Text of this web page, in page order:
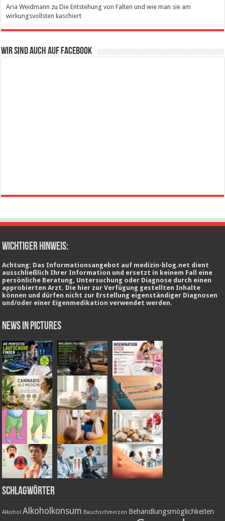
Aria Weidmann zuDie Entstehung von Falten und wie man sie am
wirkungsvollsten kaschiert
Wir sind auch auf Facebook
wichtiger Hinweis:
Achtung: Das Informationsangebot auf medizin-blog.net dient
ausschließlich Ihrer Information und ersetzt in keinem Fall eine
persönliche Beratung, Untersuchung oder Diagnose durch einen
approbierten Arzt. Die hier zur Verfügung gestellten Inhalte
können und dürfen nicht zur Erstellung eigenständiger Diagnosen
und/oder einer Eigenmedikation verwendet werden.
News in Pictures
Schlagwörter
Alkohol Alkoholkonsum Bauchschmerzen Behandlungsmöglichkeiten